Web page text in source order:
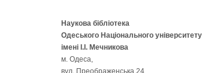
Наукова бібліотека
Одеського Національного університету
імені І.І. Мечникова
м. Одеса,
вул. Преображенська,24